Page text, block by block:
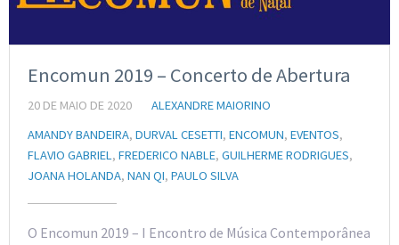
Encomun 2019 – Concerto de Abertura
20 DE MAIO DE 2020
ALEXANDRE MAIORINO
AMANDY BANDEIRA, DURVAL CESETTI, ENCOMUN, EVENTOS,
FLAVIO GABRIEL , FREDERICO NABLE, GUILHERME RODRIGUES,
JOANA HOLANDA, NAN QI, PAULO SILVA
O Encomun 2019 – I Encontro de Música Contemporânea